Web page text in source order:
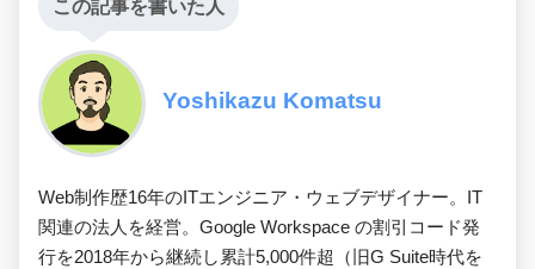
この記事を書いた人
Yoshikazu Komatsu
Web制作歴16年のITエンジニア・ウェブデザイナー。IT
関連の法人を経営。Google Workspace の割引コード発
行を2018年から継続し累計5,000件超（旧G Suite時代を